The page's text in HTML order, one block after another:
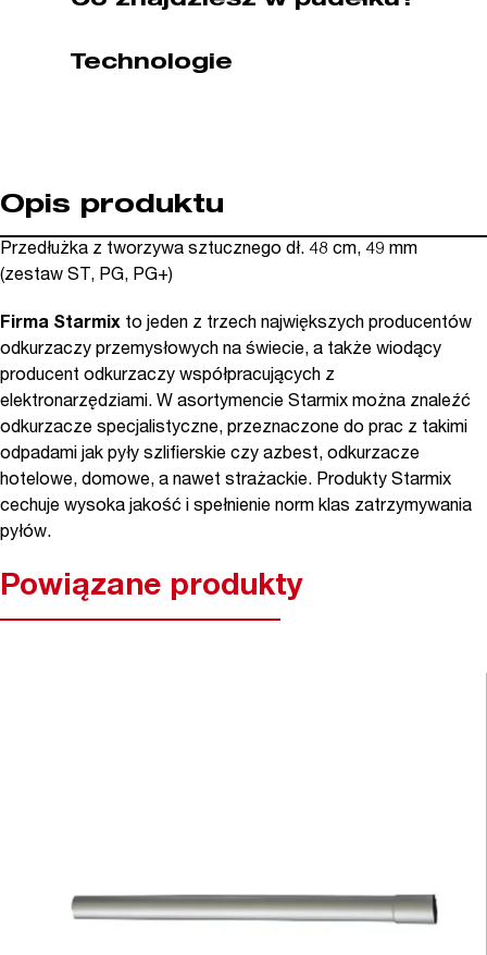
(nr
SX425610)
Technologie
Opis produktu
Przedłużka z tworzywa sztucznego dł. 48 cm, 49 mm
(zestaw ST, PG, PG+)
Firma Starmix to jeden z trzech największych producentów
odkurzaczy przemysłowych na świecie, a także wiodący
producent odkurzaczy współpracujących z
elektronarzędziami. W asortymencie Starmix można znaleźć
odkurzacze specjalistyczne, przeznaczone do prac z takimi
odpadami jak pyły szlifierskie czy azbest, odkurzacze
hotelowe, domowe, a nawet strażackie. Produkty Starmix
cechuje wysoka jakość i spełnienie norm klas zatrzymywania
pyłów.
Powiązane produkty